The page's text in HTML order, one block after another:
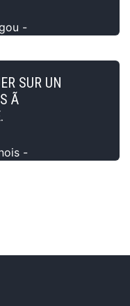
-
SUR UN
Ã
-